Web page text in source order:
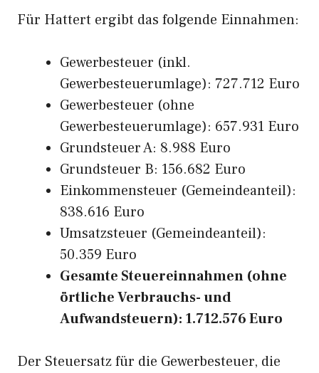
Für Hattert ergibt das folgende Einnahmen:
Gewerbesteuer (inkl.
Gewerbesteuerumlage): 727.712 Euro
Gewerbesteuer (ohne
Gewerbesteuerumlage): 657.931 Euro
Grundsteuer A: 8.988 Euro
Grundsteuer B: 156.682 Euro
Einkommensteuer (Gemeindeanteil):
838.616 Euro
Umsatzsteuer (Gemeindeanteil):
50.359 Euro
Gesamte Steuereinnahmen (ohne
örtliche Verbrauchs- und
Aufwandsteuern): 1.712.576 Euro
Der Steuersatz für die Gewerbesteuer, die